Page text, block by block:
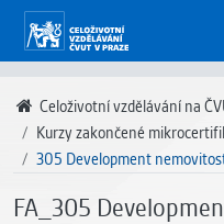
Celoživotní vzdělávání na
Kurzy zakončené
305 Development
FA_305